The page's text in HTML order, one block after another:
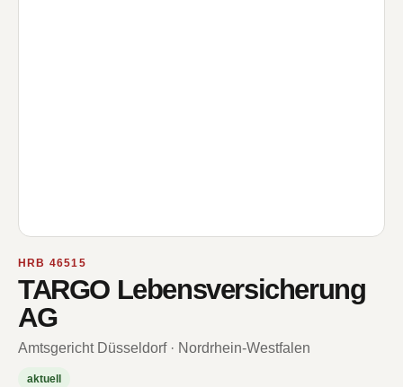
HRB 46515
TARGO Lebensversicherung
AG
Amtsgericht Düsseldorf · Nordrhein-Westfalen
aktuell